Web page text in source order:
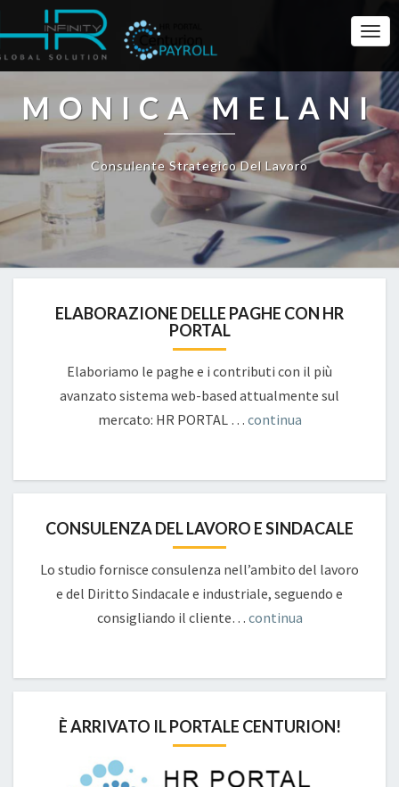
MONICA MELANI
Consulente Strategico Del Lavoro
ELABORAZIONE DELLE PAGHE CON HR
PORTAL
Elaboriamo le paghe e i contributi con il più
avanzato sistema web-based attualmente sul
mercato: HR PORTAL … continua
CONSULENZA DEL LAVORO E SINDACALE
Lo studio fornisce consulenza nell’ambito del lavoro
e del Diritto Sindacale e industriale, seguendo e
consigliando il cliente… continua
È ARRIVATO IL PORTALE CENTURION!